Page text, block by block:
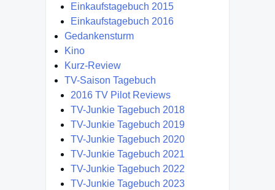
Einkaufstagebuch 2015
Einkaufstagebuch 2016
Gedankensturm
Kino
Kurz-Review
TV-Saison Tagebuch
2016 TV Pilot Reviews
TV-Junkie Tagebuch 2018
TV-Junkie Tagebuch 2019
TV-Junkie Tagebuch 2020
TV-Junkie Tagebuch 2021
TV-Junkie Tagebuch 2022
TV-Junkie Tagebuch 2023